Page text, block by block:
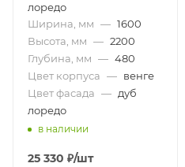
лоредо
Ширина, мм — 1600
Высота, мм — 2200
Глубина, мм — 480
Цвет корпуса — венге
Цвет фасада — дуб
лоредо
в наличии
25 330 ₽/шт